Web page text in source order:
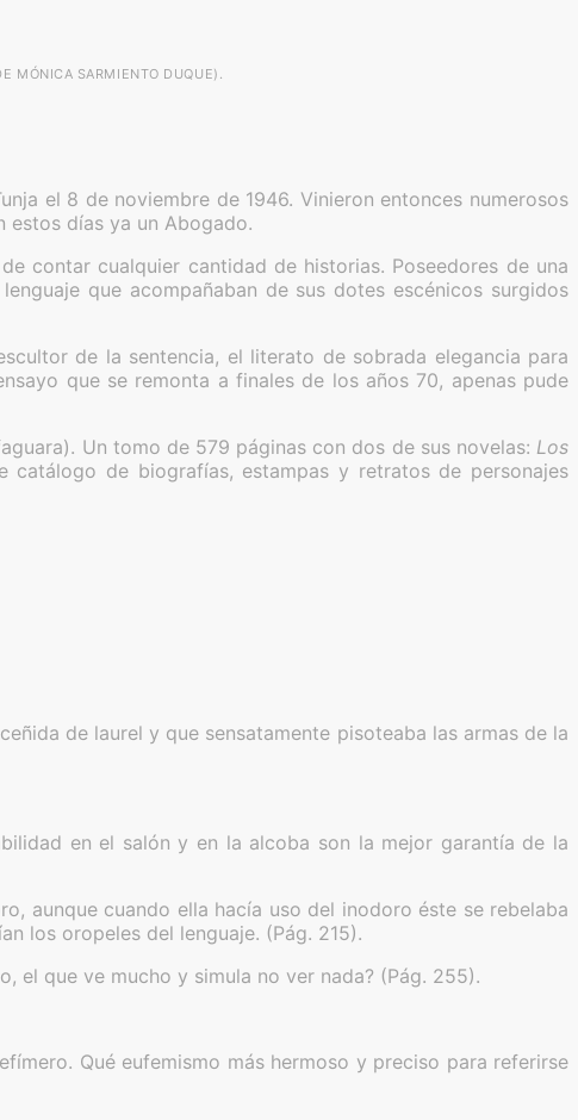
MÓNICA SARMIENTO DUQUE).
el 8 de noviembre de 1946. Vinieron entonces numerosos
estos días ya un Abogado.
contar cualquier cantidad de historias. Poseedores de una
que acompañaban de sus dotes escénicos surgidos
de la sentencia, el literato de sobrada elegancia para
que se remonta a finales de los años 70, apenas pude
Un tomo de 579 páginas con dos de sus novelas: Los
catálogo de biografías, estampas y retratos de personajes
de laurel y que sensatamente pisoteaba las armas de la
en el salón y en la alcoba son la mejor garantía de la
aunque cuando ella hacía uso del inodoro éste se rebelaba
los oropeles del lenguaje. (Pág. 215).
el que ve mucho y simula no ver nada? (Pág. 255).
Qué eufemismo más hermoso y preciso para referirse